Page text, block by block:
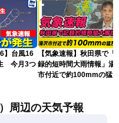
】台風16
今月3つ
【気象速報】秋田県で「
録的短時間大雨情報」湯
市付近で約100mmの猛烈
周辺の天気予報